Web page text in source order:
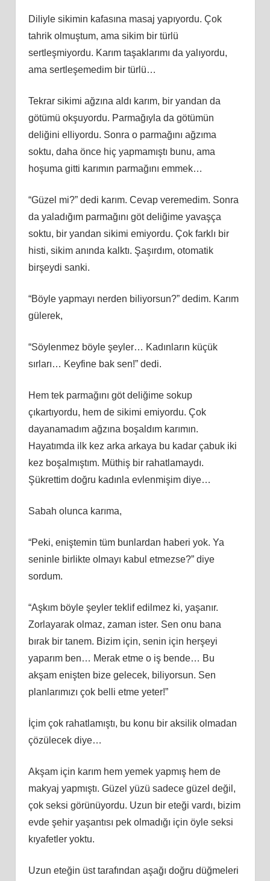
Diliyle sikimin kafasına masaj yapıyordu. Çok
tahrik olmuştum, ama sikim bir türlü
sertleşmiyordu. Karım taşaklarımı da yalıyordu,
ama sertleşemedim bir türlü…
Tekrar sikimi ağzına aldı karım, bir yandan da
götümü okşuyordu. Parmağıyla da götümün
deliğini elliyordu. Sonra o parmağını ağzıma
soktu, daha önce hiç yapmamıştı bunu, ama
hoşuma gitti karımın parmağını emmek…
“Güzel mi?” dedi karım. Cevap veremedim. Sonra
da yaladığım parmağını göt deliğime yavaşça
soktu, bir yandan sikimi emiyordu. Çok farklı bir
histi, sikim anında kalktı. Şaşırdım, otomatik
birşeydi sanki.
“Böyle yapmayı nerden biliyorsun?” dedim. Karım
gülerek,
“Söylenmez böyle şeyler… Kadınların küçük
sırları… Keyfine bak sen!” dedi.
Hem tek parmağını göt deliğime sokup
çıkartıyordu, hem de sikimi emiyordu. Çok
dayanamadım ağzına boşaldım karımın.
Hayatımda ilk kez arka arkaya bu kadar çabuk iki
kez boşalmıştım. Müthiş bir rahatlamaydı.
Şükrettim doğru kadınla evlenmişim diye…
Sabah olunca karıma,
“Peki, eniştemin tüm bunlardan haberi yok. Ya
seninle birlikte olmayı kabul etmezse?” diye
sordum.
“Aşkım böyle şeyler teklif edilmez ki, yaşanır.
Zorlayarak olmaz, zaman ister. Sen onu bana
bırak bir tanem. Bizim için, senin için herşeyi
yaparım ben… Merak etme o iş bende… Bu
akşam enişten bize gelecek, biliyorsun. Sen
planlarımızı çok belli etme yeter!”
İçim çok rahatlamıştı, bu konu bir aksilik olmadan
çözülecek diye…
Akşam için karım hem yemek yapmış hem de
makyaj yapmıştı. Güzel yüzü sadece güzel değil,
çok seksi görünüyordu. Uzun bir eteği vardı, bizim
evde şehir yaşantısı pek olmadığı için öyle seksi
kıyafetler yoktu.
Uzun eteğin üst tarafından aşağı doğru düğmeleri